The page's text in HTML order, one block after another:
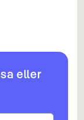
eller